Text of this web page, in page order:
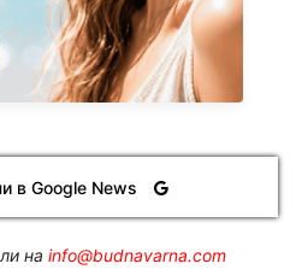
в Google News
на info@budnavarna.com